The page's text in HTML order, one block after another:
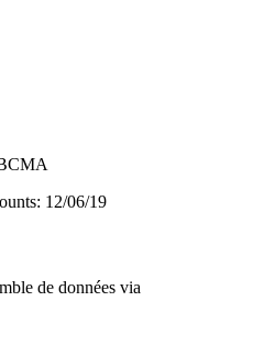
12/06/19
de données via